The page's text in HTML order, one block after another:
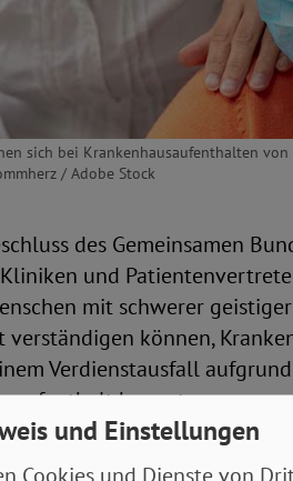
sich bei Krankenhausaufenthalten
/ Adobe Stock
des Gemeinsamen
und
mit schwerer
verständigen können,
Verdienstausfall
kommt.
müssen sich Betroffene
und Einstellungen
Cookies und Dienste von